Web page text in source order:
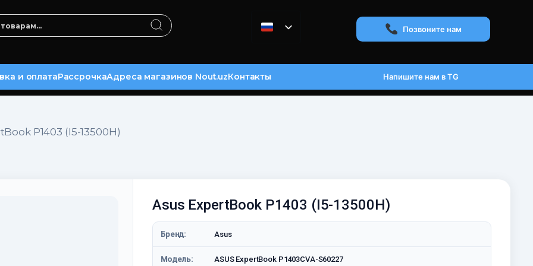
Позвоните нам
и оплатаРассрочкаАдреса магазинов Nout.uzКонтакты Напишите нам в TG
P1403 (I5-13500H)
Asus ExpertBook P1403 (I5-13500H)
Бренд: Asus
Модель: ASUS ExpertBook P1403CVA-S60227